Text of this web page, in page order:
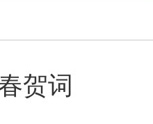
贺词